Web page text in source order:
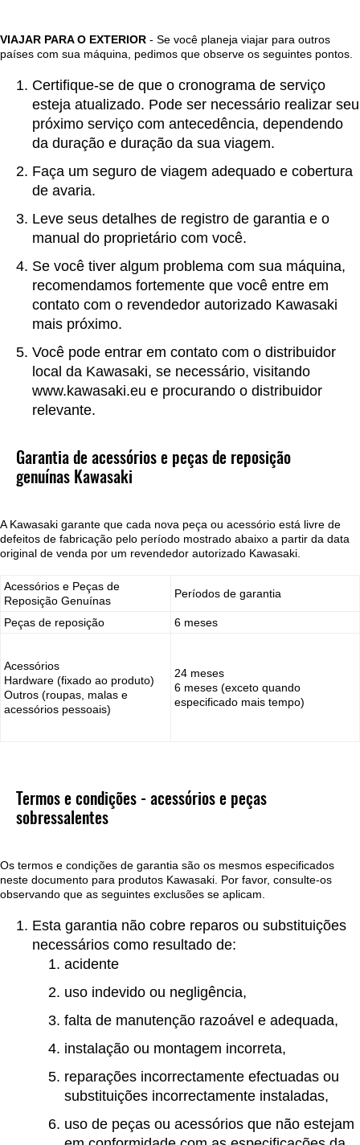
VIAJAR PARA O EXTERIOR - Se você planeja viajar para outros
países com sua máquina, pedimos que observe os seguintes pontos.
Certifique-se de que o cronograma de serviço
esteja atualizado. Pode ser necessário realizar seu
próximo serviço com antecedência, dependendo
da duração e duração da sua viagem.
Faça um seguro de viagem adequado e cobertura
de avaria.
Leve seus detalhes de registro de garantia e o
manual do proprietário com você.
Se você tiver algum problema com sua máquina,
recomendamos fortemente que você entre em
contato com o revendedor autorizado Kawasaki
mais próximo.
Você pode entrar em contato com o distribuidor
local da Kawasaki, se necessário, visitando
www.kawasaki.eu e procurando o distribuidor
relevante.
Garantia de acessórios e peças de reposição
genuínas Kawasaki
A Kawasaki garante que cada nova peça ou acessório está livre de
defeitos de fabricação pelo período mostrado abaixo a partir da data
original de venda por um revendedor autorizado Kawasaki.
Acessórios e Peças de
Reposição Genuínas
Períodos de garantia
Peças de reposição 6 meses
Acessórios
Hardware (fixado ao produto)
Outros (roupas, malas e
acessórios pessoais)
24 meses
6 meses (exceto quando
especificado mais tempo)
Termos e condições - acessórios e peças
sobressalentes
Os termos e condições de garantia são os mesmos especificados
neste documento para produtos Kawasaki. Por favor, consulte-os
observando que as seguintes exclusões se aplicam.
Esta garantia não cobre reparos ou substituições
necessários como resultado de:
acidente
uso indevido ou negligência,
falta de manutenção razoável e adequada,
instalação ou montagem incorreta,
reparações incorrectamente efectuadas ou
substituições incorrectamente instaladas,
uso de peças ou acessórios que não estejam